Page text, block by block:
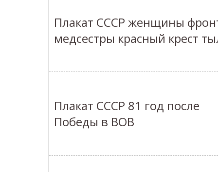
Плакат СССР женщины
медсестры красный крест
Плакат СССР 81 год после
Победы в ВОВ